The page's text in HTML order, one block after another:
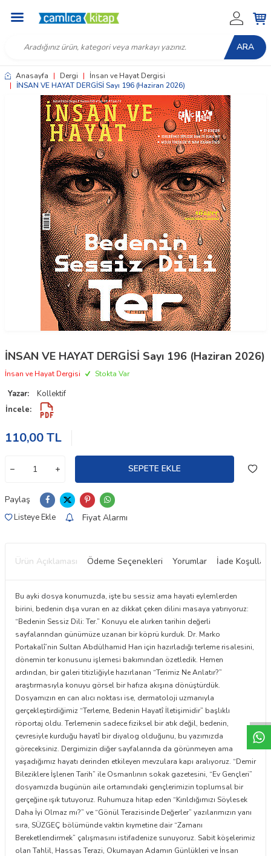
ARA
Anasayfa | Dergi |
İnsan ve Hayat Dergisi
|
İNSAN VE HAYAT DERGİSİ Sayı 196 (Haziran 2026)
İNSAN VE HAYAT DERGİSİ Sayı 196 (Haziran 2026)
İnsan ve Hayat Dergisi Stokta Var
Yazar:
Kollektif
İncele:
110,00TL
SEPETE EKLE
Paylaş
Listeye Ekle Fiyat Alarmı
Ürün Açıklaması Ödeme Seçenekleri Yorumlar İade Koşulları
Bu ayki dosya konumuzda, işte bu sessiz ama hayati eylemlerden
birini, bedenin dışa vuran en az dikkat çeken dilini masaya yatırıyoruz:
“Bedenin Sessiz Dili: Ter.” Konuyu ele alırken tarihin değerli
sayfalarından günümüze uzanan bir köprü kurduk. Dr. Marko
Portakalî’nin Sultan Abdülhamid Han için hazırladığı terleme risalesini,
dönemin ter konusunu işlemesi bakımından özetledik. Hemen
ardından, bir galeri titizliğiyle hazırlanan “Terimiz Ne Anlatır?”
araştırmasıyla konuyu görsel bir hafıza akışına dönüştürdük.
Dosyamızın en can alıcı noktası ise, dermatoloji uzmanıyla
gerçekleştirdiğimiz “Terleme, Bedenin Hayatî İletişimidir” başlıklı
röportaj oldu. Terlemenin sadece fiziksel bir atık değil, bedenin,
çevresiyle kurduğu hayatî bir diyalog olduğunu, bu yazımızda
göreceksiniz. Dergimizin diğer sayfalarında da görünmeyen ama
yaşadığımız hayatı derinden etkileyen mevzulara kapı aralıyoruz. “Demir
Bileziklere İşlenen Tarih” ile Osmanlının sokak gazetesini, “Ev Gençleri”
dosyamızda bugünün aile ortamındaki gençlerimizin toplumsal bir
gerçeğine ışık tutuyoruz. Ruhumuza hitap eden “Kırıldığımızı Söylesek
Daha İyi Olmaz mı?” ve “Gönül Terazisinde Değerler” yazılarımızın yanı
sıra, SÜZGEÇ bölümünde vaktin kıymetine dair “Zamanı
Bereketlendirmek” çalışmasını istifadenize sunuyoruz. Sabit köşelerimiz
olan Tahlil, Hassas Terazi, Okumayan Adamın Günlükleri ve İnsan